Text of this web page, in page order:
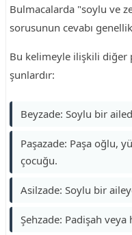
Bulmacalarda "soylu ve
sorusunun cevabı
Bu kelimeyle ilişkili diğer
şunlardır:
Beyzade: Soylu bir
Paşazade: Paşa oğlu,
çocuğu.
Asilzade: Soylu bir
Şehzade: Padişah